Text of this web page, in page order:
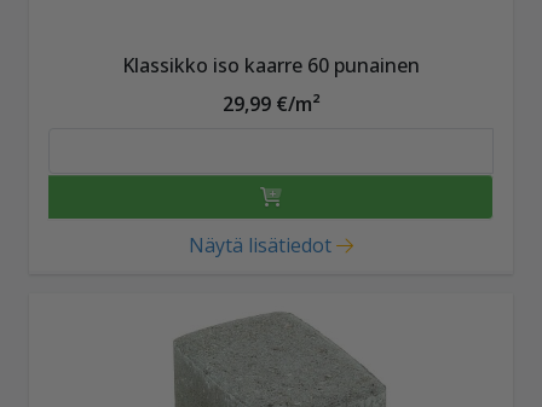
Klassikko iso kaarre 60 punainen
29,99 €/m²
Näytä lisätiedot